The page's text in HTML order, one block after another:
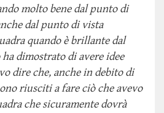
molto bene dal punto di
dal punto di vista
quando è brillante dal
dimostrato di avere idee
dire che, anche in debito di
riusciti a fare ciò che avevo
che sicuramente dovrà